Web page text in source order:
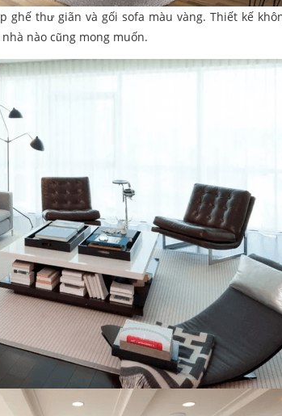
ghế thư giãn và gối sofa màu vàng. Thiết kế
nào cũng mong muốn.